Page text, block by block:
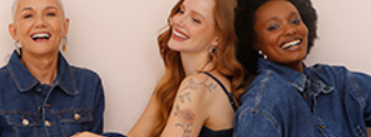
é o menor oferecido em algum dia do